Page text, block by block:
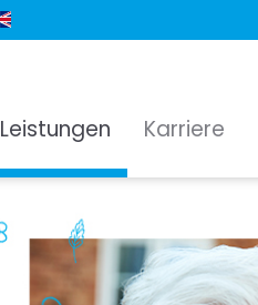
Leistungen Karriere